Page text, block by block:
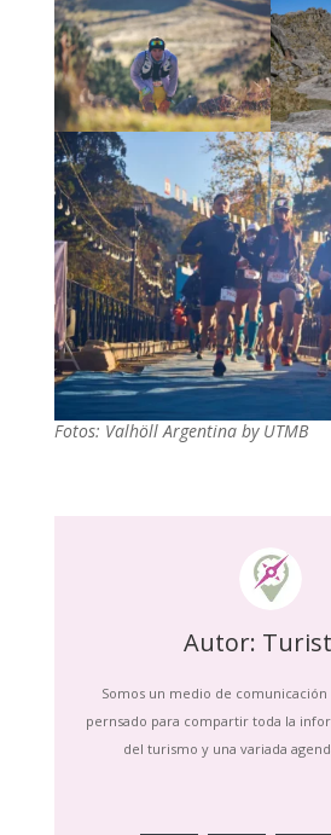
Fotos: Valhöll Argentina by UTMB
Autor:
Somos un medio de
pernsado para compartir toda la
del turismo y una variada